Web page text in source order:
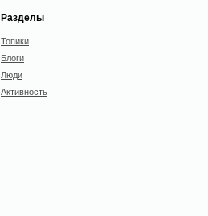
Разделы
Топики
Блоги
Люди
Активность